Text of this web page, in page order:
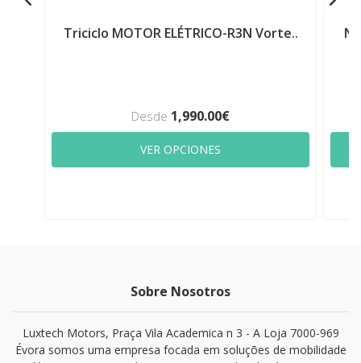
Triciclo MOTOR ELÉTRICO-R3N Vorte..
Desde 1,990.00€
VER OPCIONES
Sobre Nosotros
Luxtech Motors, Praça Vila Academica n 3 - A Loja 7000-969
Évora somos uma empresa focada em soluções de mobilidade